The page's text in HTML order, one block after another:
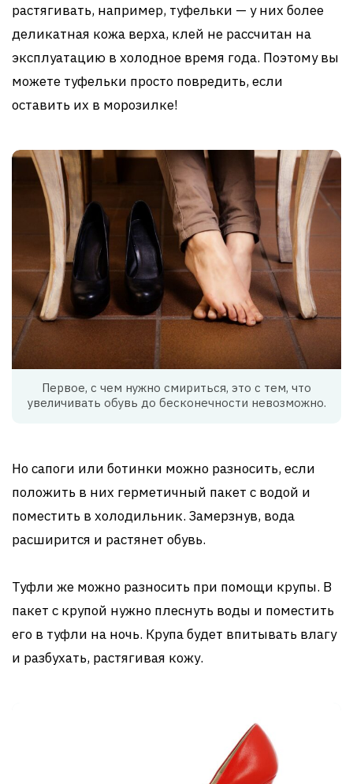
растягивать, например, туфельки — у них более
деликатная кожа верха, клей не рассчитан на
эксплуатацию в холодное время года. Поэтому вы
можете туфельки просто повредить, если
оставить их в морозилке!
Первое, с чем нужно смириться, это с тем, что
увеличивать обувь до бесконечности невозможно.
Но сапоги или ботинки можно разносить, если
положить в них герметичный пакет с водой и
поместить в холодильник. Замерзнув, вода
расширится и растянет обувь.
Туфли же можно разносить при помощи крупы. В
пакет с крупой нужно плеснуть воды и поместить
его в туфли на ночь. Крупа будет впитывать влагу
и разбухать, растягивая кожу.